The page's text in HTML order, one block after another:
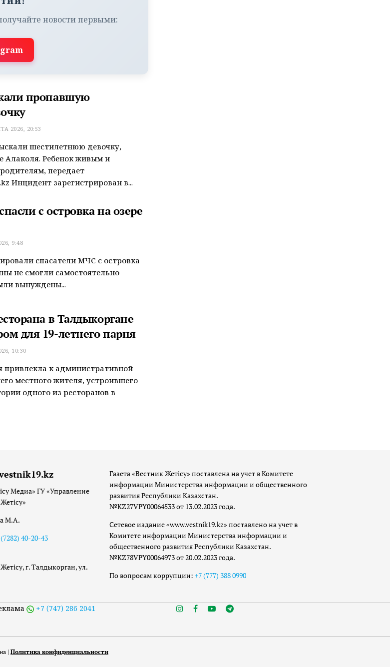
новости первыми:
пропавшую
2026, 20:53
шестилетнюю девочку,
Алаколя. Ребенок живым и
передает
Инцидент зарегистрирован в...
с островка на озере
9:48
спасатели МЧС с островка
не смогли самостоятельно
вынуждены...
в Талдыкоргане
для 19-летнего парня
10:30
привлекла к административной
местного жителя, устроившего
одного из ресторанов в
Медиа» ГУ «Управление
М.А.
40-20-43
г. Талдыкорган, ул.
Газета «Вестник Жетісу» поставлена на учет в Комитете
информации Министерства информации и общественного
развития Республики Казахстан.
№KZ27VPY00064533 от 13.02.2023 года.
Сетевое издание «www.vestnik19.kz» поставлено на учет в
Комитете информации Министерства информации и
общественного развития Республики Казахстан.
№KZ78VPY00064973 от 20.02.2023 года.
По вопросам коррупции: +7 (777) 388 0990
+7 (747) 286 2041
| Политика конфиденциальности